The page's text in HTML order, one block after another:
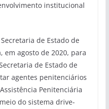
institucional
de Estado de
em agosto de 2020, para
de Estado de
agentes penitenciários
Penitenciária
do sistema drive-